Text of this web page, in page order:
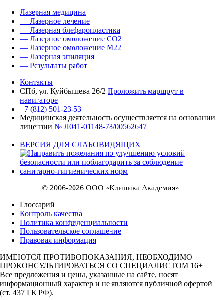
Лазерная медицина
— Лазерное лечение
— Лазерная блефаропластика
— Лазерное омоложение CO2
— Лазерное омоложение M22
— Лазерная эпиляция
— Результаты работ
Контакты
СПб, ул. Куйбышева 26/2 Проложить маршрут в
навигаторе
+7 (812) 501-23-53
Медицинская деятельность осуществляется на основании
лицензии № Л041-01148-78/00562647
ВЕРСИЯ ДЛЯ СЛАБОВИДЯЩИХ
© 2006-2026 ООО «Клиника Академия»
Глоссарий
Контроль качества
Политика конфиденциальности
Пользовательское соглашение
Правовая информация
ИМЕЮТСЯ ПРОТИВОПОКАЗАНИЯ, НЕОБХОДИМО
ПРОКОНСУЛЬТИРОВАТЬСЯ СО СПЕЦИАЛИСТОМ 16+
Все предложения и цены, указанные на сайте, носят
информационный характер и не являются публичной офертой
(ст. 437 ГК РФ).